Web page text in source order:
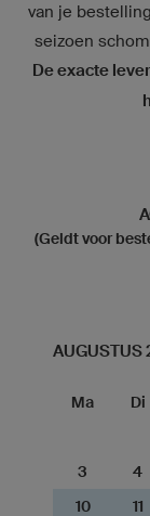
van je
seizoen
De exacte
(Geldt voor
AUGUSTUS
Ma Di
3
4
10
11